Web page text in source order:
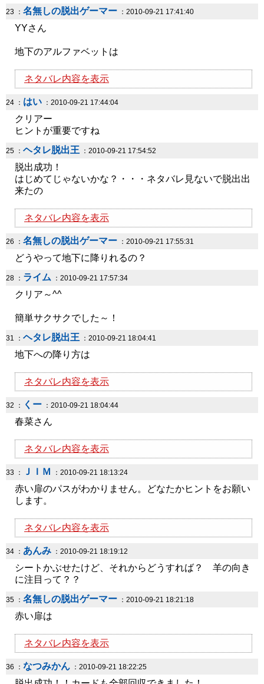
23 ： 名無しの脱出ゲーマー ：2010-09-21 17:41:40
YYさん
地下のアルファベットは
ネタバレ内容を表示
24 ： はい ：2010-09-21 17:44:04
クリアー
ヒントが重要ですね
25 ： ヘタレ脱出王 ：2010-09-21 17:54:52
脱出成功！
はじめてじゃないかな？・・・ネタバレ見ないで脱出出
来たの
ネタバレ内容を表示
26 ： 名無しの脱出ゲーマー ：2010-09-21 17:55:31
どうやって地下に降りれるの？
28 ： ライム ：2010-09-21 17:57:34
クリア～^^
簡単サクサクでした～！
31 ： ヘタレ脱出王 ：2010-09-21 18:04:41
地下への降り方は
ネタバレ内容を表示
32 ： くー ：2010-09-21 18:04:44
春菜さん
ネタバレ内容を表示
33 ： ＪＩＭ ：2010-09-21 18:13:24
赤い扉のパスがわかりません。どなたかヒントをお願い
します。
ネタバレ内容を表示
34 ： あんみ ：2010-09-21 18:19:12
シートかぶせたけど、それからどうすれば？ 羊の向き
に注目って？？
35 ： 名無しの脱出ゲーマー ：2010-09-21 18:21:18
赤い扉は
ネタバレ内容を表示
36 ： なつみかん ：2010-09-21 18:22:25